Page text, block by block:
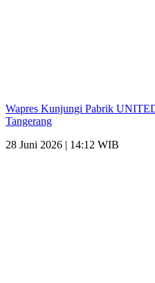
Wapres Kunjungi Pabrik
Tangerang
28 Juni 2026 | 14:12 WIB